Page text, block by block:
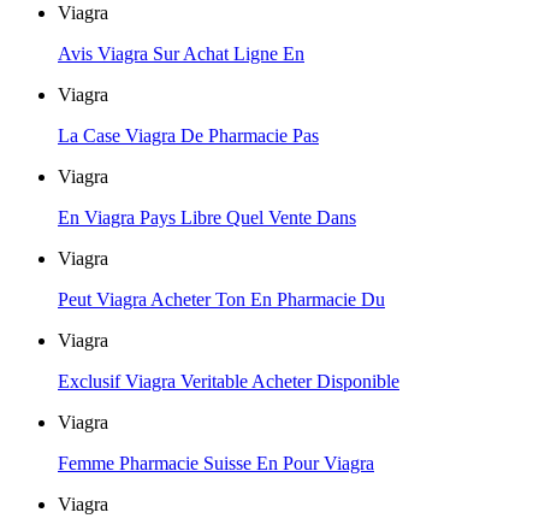
Viagra
Avis Viagra Sur Achat Ligne En
Viagra
La Case Viagra De Pharmacie Pas
Viagra
En Viagra Pays Libre Quel Vente Dans
Viagra
Peut Viagra Acheter Ton En Pharmacie Du
Viagra
Exclusif Viagra Veritable Acheter Disponible
Viagra
Femme Pharmacie Suisse En Pour Viagra
Viagra